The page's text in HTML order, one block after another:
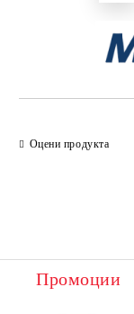
Оцени продукта
Промоции